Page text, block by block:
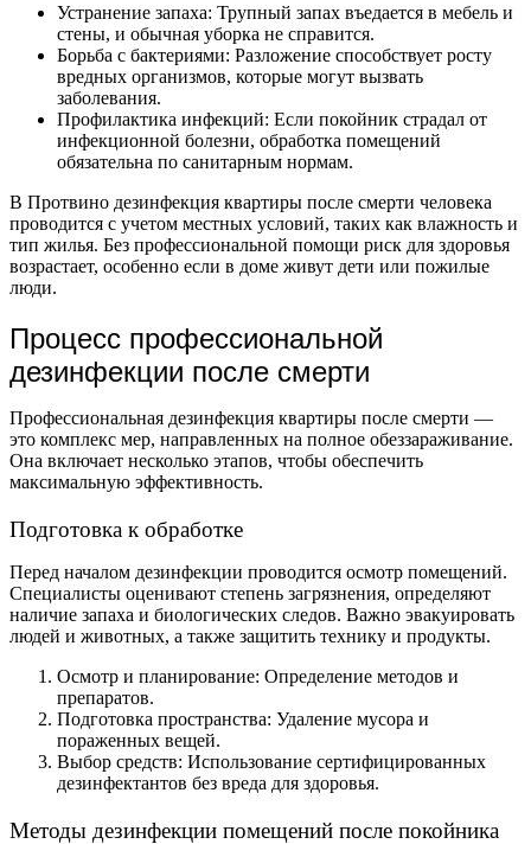
Устранение запаха: Трупный запах въедается в мебель и
стены, и обычная уборка не справится.
Борьба с бактериями: Разложение способствует росту
вредных организмов, которые могут вызвать
заболевания.
Профилактика инфекций: Если покойник страдал от
инфекционной болезни, обработка помещений
обязательна по санитарным нормам.
В Протвино дезинфекция квартиры после смерти человека
проводится с учетом местных условий, таких как влажность и
тип жилья. Без профессиональной помощи риск для здоровья
возрастает, особенно если в доме живут дети или пожилые
люди.
Процесс профессиональной
дезинфекции после смерти
Профессиональная дезинфекция квартиры после смерти —
это комплекс мер, направленных на полное обеззараживание.
Она включает несколько этапов, чтобы обеспечить
максимальную эффективность.
Подготовка к обработке
Перед началом дезинфекции проводится осмотр помещений.
Специалисты оценивают степень загрязнения, определяют
наличие запаха и биологических следов. Важно эвакуировать
людей и животных, а также защитить технику и продукты.
Осмотр и планирование: Определение методов и
препаратов.
Подготовка пространства: Удаление мусора и
пораженных вещей.
Выбор средств: Использование сертифицированных
дезинфектантов без вреда для здоровья.
Методы дезинфекции помещений после покойника